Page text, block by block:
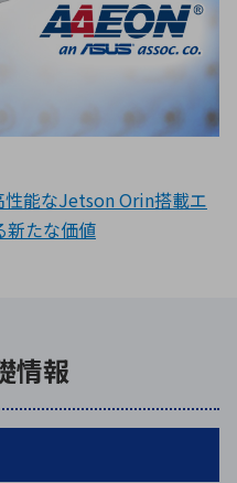
性能なJetson Orin搭載エ
新たな価値
情報